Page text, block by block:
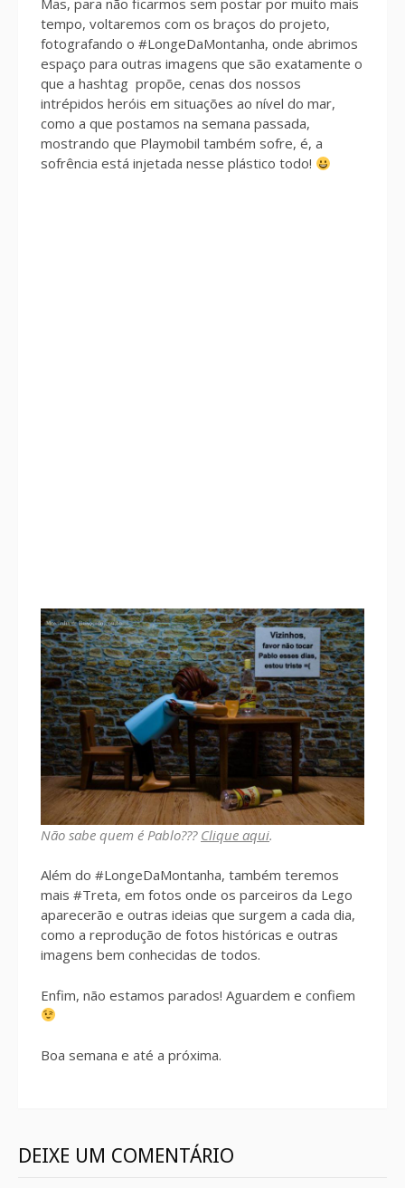
Mas, para não ficarmos sem postar por muito mais
tempo, voltaremos com os braços do projeto,
fotografando o #LongeDaMontanha, onde abrimos
espaço para outras imagens que são exatamente o
que a hashtag propõe, cenas dos nossos
intrépidos heróis em situações ao nível do mar,
como a que postamos na semana passada,
mostrando que Playmobil também sofre, é, a
sofrência está injetada nesse plástico todo!
Não sabe quem é Pablo??? Clique aqui.
Além do #LongeDaMontanha, também teremos
mais #Treta, em fotos onde os parceiros da Lego
aparecerão e outras ideias que surgem a cada dia,
como a reprodução de fotos históricas e outras
imagens bem conhecidas de todos.
Enfim, não estamos parados! Aguardem e confiem
Boa semana e até a próxima.
DEIXE UM COMENTÁRIO